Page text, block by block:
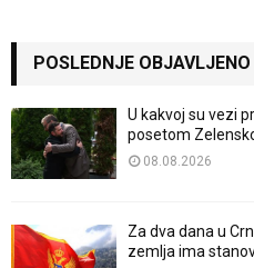
POSLEDNJE OBJAVLJENO
U kakvoj su vezi
posetom
08.08.2026
Za dva dana u
zemlja ima